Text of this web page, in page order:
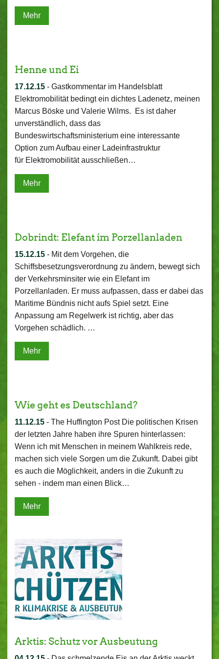
Mehr
Henne und Ei
17.12.15 - Gastkommentar im Handelsblatt
Elektromobilität bedingt ein dichtes Ladenetz, meinen
Marcus Böske und Valerie Wilms. Es ist daher
unverständlich, dass das
Bundeswirtschaftsministerium eine interessante
Option zum Aufbau einer Ladeinfrastruktur
für Elektromobilität ausschließen…
Mehr
Dobrindt: Elefant im Porzellanladen
15.12.15 - Mit dem Vorgehen, die
Schiffsbesetzungsverordnung zu ändern, bewegt sich
der Verkehrsminsiter wie ein Elefant im
Porzellanladen. Er muss aufpassen, dass er dabei das
Maritime Bündnis nicht aufs Spiel setzt. Eine
Anpassung am Regelwerk ist richtig, aber das
Vorgehen schädlich. …
Mehr
Wie geht es Deutschland?
11.12.15 - The Huffington Post Die politischen Krisen
der letzten Jahre haben ihre Spuren hinterlassen:
Wenn ich mit Menschen in meinem Wahlkreis rede,
machen sich viele Sorgen um die Zukunft. Dabei gibt
es auch die Möglichkeit, anders in die Zukunft zu
sehen - indem man einen Blick…
Mehr
Arktis: Schutz vor Ausbeutung